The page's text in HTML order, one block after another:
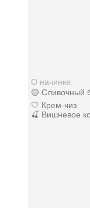
О начинке:
🟡 Сливочный
🤍 Крем-чиз
🍒 Вишневое